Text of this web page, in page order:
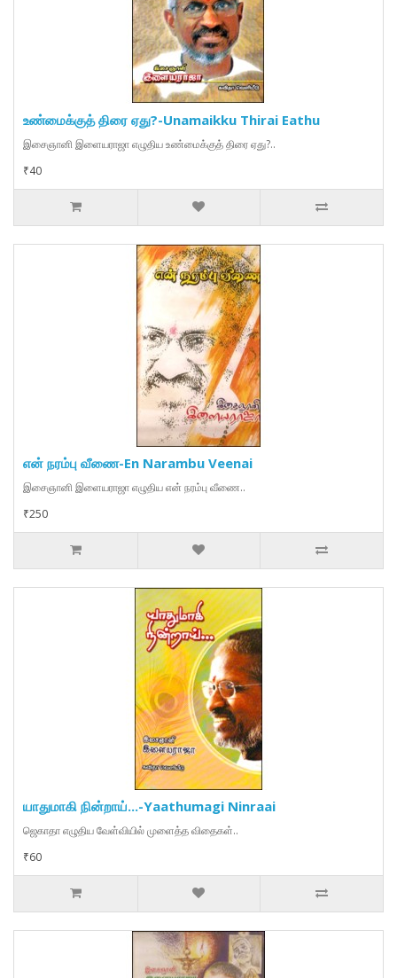
உண்மைக்குத் திரை ஏது?-Unamaikku Thirai Eathu
இசைஞானி இளையராஜா எழுதிய உண்மைக்குத் திரை ஏது?..
₹40
என் நரம்பு வீணை-En Narambu Veenai
இசைஞானி இளையராஜா எழுதிய என் நரம்பு வீணை..
₹250
யாதுமாகி நின்றாய்...-Yaathumagi Ninraai
ஜெகாதா எழுதிய வேள்வியில் முளைத்த விதைகள்..
₹60